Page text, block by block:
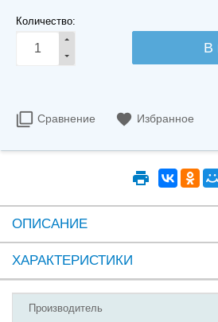
Количество:
Сравнение Избранное
ОПИСАНИЕ
ХАРАКТЕРИСТИКИ
Производитель